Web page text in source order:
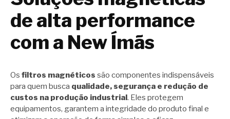
de alta performance
com a New Ímãs
Os filtros magnéticos são componentes indispensáveis
para quem busca qualidade, segurança e redução de
custos na produção industrial. Eles protegem
equipamentos, garantem a integridade do produto final e